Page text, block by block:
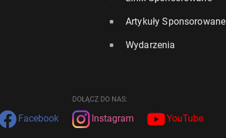
Artykuły Sponsorowane
Wydarzenia
DOŁĄCZ DO NAS:
Facebook Instagram YouTube